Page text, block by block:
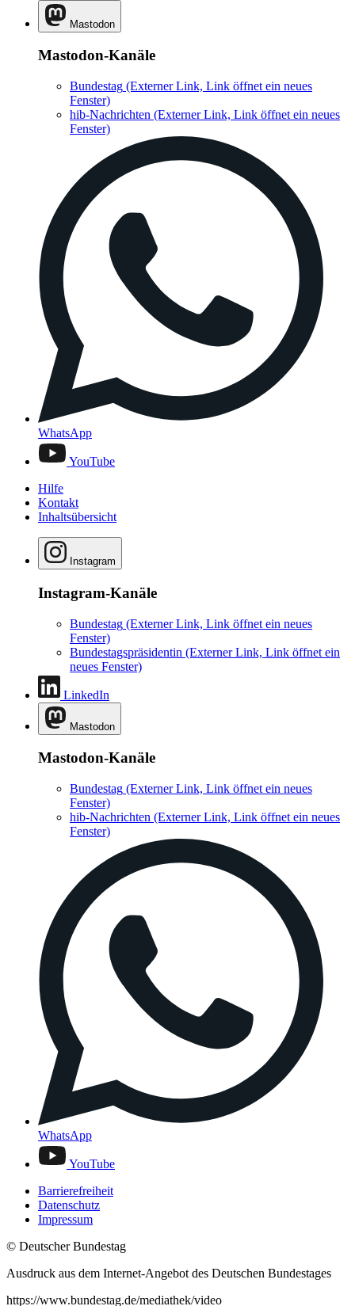
Mastodon
Mastodon-Kanäle
Bundestag (Externer Link, Link öffnet ein neues
Fenster)
hib-Nachrichten (Externer Link, Link öffnet ein neues
Fenster)
WhatsApp
YouTube
Hilfe
Kontakt
Inhaltsübersicht
Instagram
Instagram-Kanäle
Bundestag (Externer Link, Link öffnet ein neues
Fenster)
Bundestagspräsidentin (Externer Link, Link öffnet ein
neues Fenster)
LinkedIn
Mastodon
Mastodon-Kanäle
Bundestag (Externer Link, Link öffnet ein neues
Fenster)
hib-Nachrichten (Externer Link, Link öffnet ein neues
Fenster)
WhatsApp
YouTube
Barrierefreiheit
Datenschutz
Impressum
© Deutscher Bundestag
Ausdruck aus dem Internet-Angebot des Deutschen Bundestages
https://www.bundestag.de/mediathek/video